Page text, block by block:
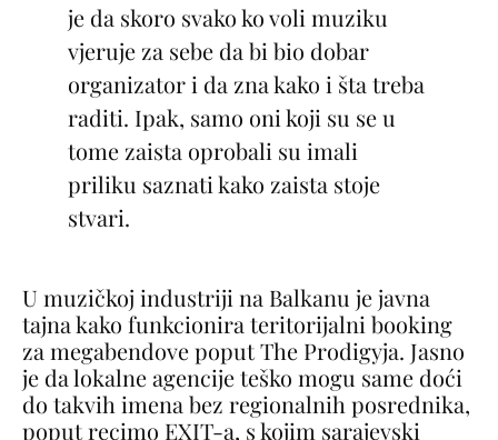
je da skoro svako ko voli muziku
vjeruje za sebe da bi bio dobar
organizator i da zna kako i šta treba
raditi. Ipak, samo oni koji su se u
tome zaista oprobali su imali
priliku saznati kako zaista stoje
stvari.
U muzičkoj industriji na Balkanu je javna
tajna kako funkcionira teritorijalni booking
za megabendove poput The Prodigyja. Jasno
je da lokalne agencije teško mogu same doći
do takvih imena bez regionalnih posrednika,
poput recimo EXIT-a, s kojim sarajevski